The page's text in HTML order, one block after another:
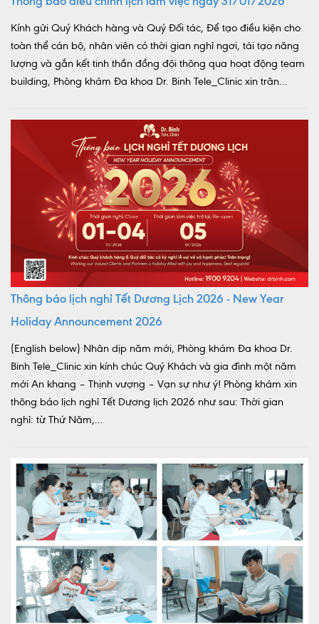
Kính gửi Quý Khách hàng và Quý Đối tác, Để tạo điều kiện cho
toàn thể cán bộ, nhân viên có thời gian nghỉ ngơi, tái tạo năng
lượng và gắn kết tinh thần đồng đội thông qua hoạt động team
building, Phòng khám Đa khoa Dr. Binh Tele_Clinic xin trân...
Thông báo lịch nghỉ Tết Dương Lịch 2026 - New Year
Holiday Announcement 2026
(English below) Nhân dịp năm mới, Phòng khám Đa khoa Dr.
Binh Tele_Clinic xin kính chúc Quý Khách và gia đình một năm
mới An khang – Thịnh vượng – Vạn sự như ý! Phòng khám xin
thông báo lịch nghỉ Tết Dương lịch 2026 như sau: Thời gian
nghỉ: từ Thứ Năm,...